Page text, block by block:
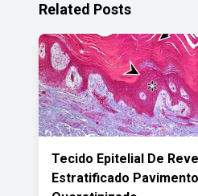
Related Posts
Tecido Epitelial De
Estratificado